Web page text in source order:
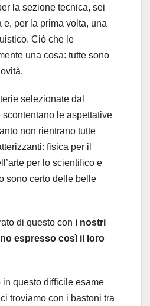
la sezione tecnica, sei
e, per la prima volta, una
Ciò che le
una cosa: tutte sono
selezionate dal
scontentano le aspettative
non rientrano tutte
fisica per il
per lo scientifico e
sono certo delle belle
di questo con i nostri
espresso così il loro
questo difficile esame
troviamo con i bastoni tra